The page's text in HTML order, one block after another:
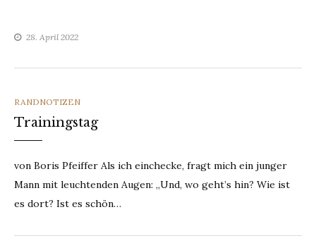
28. April 2022
CATEGORIES
RANDNOTIZEN
Trainingstag
von Boris Pfeiffer Als ich einchecke, fragt mich ein junger
Mann mit leuchtenden Augen: „Und, wo geht’s hin? Wie ist
es dort? Ist es schön…